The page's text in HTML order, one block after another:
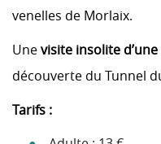
venelles de Morlaix.
Unevisite insolite
découverte du Tunnel
Tarifs :